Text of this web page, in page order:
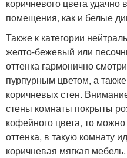
коричневого цвета
помещения, как и белые
Также к категории
желто-бежевый или
оттенка гармонично
пурпурным цветом, а
коричневых стен.
стены комнаты покрыты
кофейного цвета, то
оттенка, в такую комнату
коричневая мягкая мебель.